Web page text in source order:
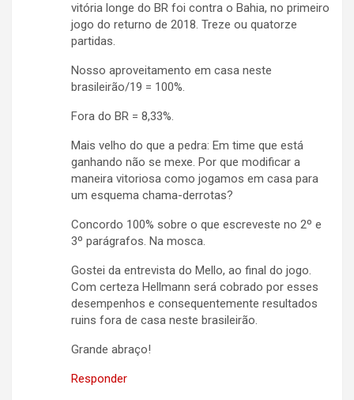
vitória longe do BR foi contra o Bahia, no primeiro
jogo do returno de 2018. Treze ou quatorze
partidas.
Nosso aproveitamento em casa neste
brasileirão/19 = 100%.
Fora do BR = 8,33%.
Mais velho do que a pedra: Em time que está
ganhando não se mexe. Por que modificar a
maneira vitoriosa como jogamos em casa para
um esquema chama-derrotas?
Concordo 100% sobre o que escreveste no 2º e
3º parágrafos. Na mosca.
Gostei da entrevista do Mello, ao final do jogo.
Com certeza Hellmann será cobrado por esses
desempenhos e consequentemente resultados
ruins fora de casa neste brasileirão.
Grande abraço!
Responder